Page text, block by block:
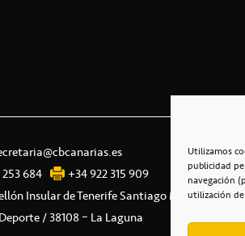
Utilizamos
publicidad
navegación
utilización
684
+34 922 315 909
Insular de Tenerife Santiago Martín
/ 38108 – La Laguna